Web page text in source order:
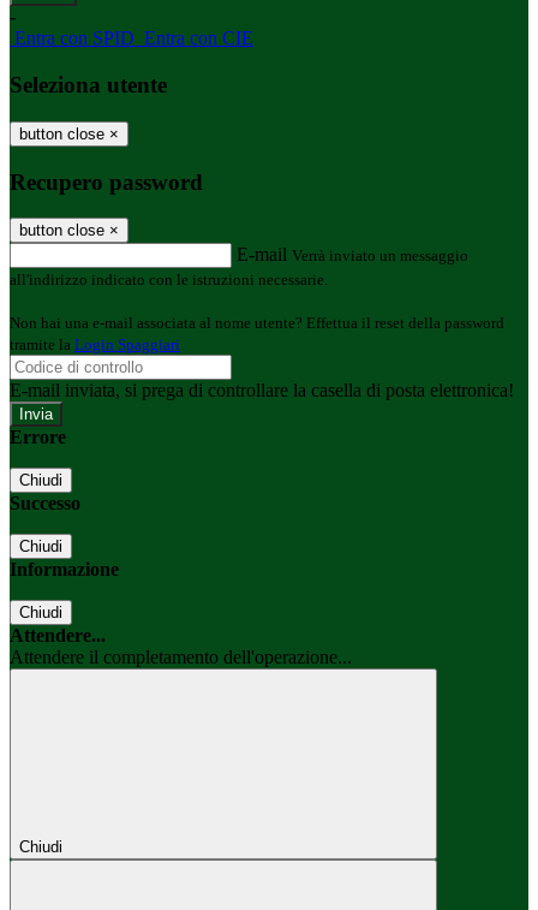
-
Entra con SPID Entra con CIE
Seleziona utente
button close ×
Recupero password
button close ×
E-mail Verrà inviato un messaggio
all'indirizzo indicato con le istruzioni necessarie.
Non hai una e-mail associata al nome utente? Effettua il reset della password
tramite la Login Spaggiari
E-mail inviata, si prega di controllare la casella di posta elettronica!
Errore
Chiudi
Successo
Chiudi
Informazione
Chiudi
Attendere...
Attendere il completamento dell'operazione...
Chiudi